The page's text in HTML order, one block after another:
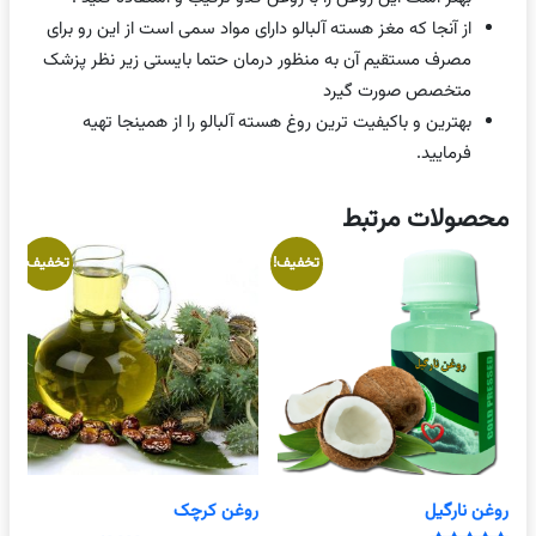
از آنجا که مغز هسته آلبالو دارای مواد سمی است از این رو برای
مصرف مستقیم آن به منظور درمان حتما بایستی زیر نظر پزشک
متخصص صورت گیرد
بهترین و باکیفیت ترین روغ هسته آلبالو را از همینجا تهیه
فرمایید.
محصولات مرتبط
تخفیف!
روغن نارگيل
تخفیف!
روغن کرچک